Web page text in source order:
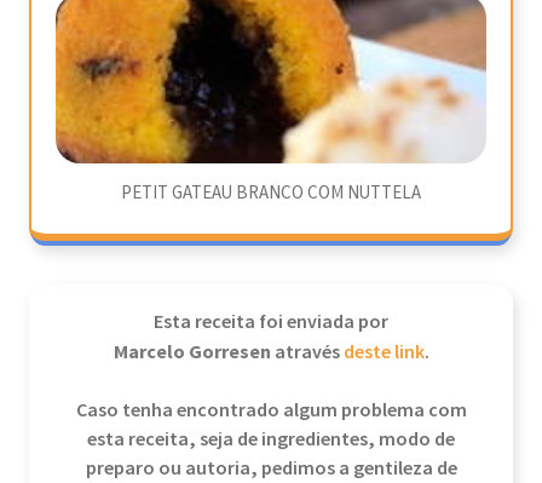
PETIT GATEAU BRANCO COM NUTTELA
Esta receita foi enviada por
Marcelo Gorresen atravésdeste link.
Caso tenha encontrado algum problema com
esta receita, seja de ingredientes, modo de
preparo ou autoria, pedimos a gentileza de